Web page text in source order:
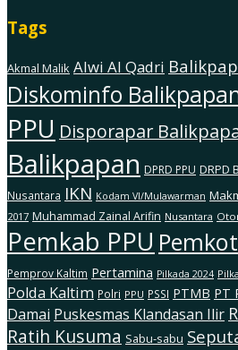
Tags
Akmal Malik Alwi Al Qadri
Diskominfo
PPU Disporapar
Balikpapan DPRD PPU DRPD
Nusantara IKN Kodam Vl/Mulawarman
2017 Muhammad Zainal Arifin Nusantara
Pemkab PPU
Pemprov Kaltim Pertamina Pilkada 2024
Polda Kaltim Polri PPU PSSI PTMB PT
Damai Puskesmas Klandasan Ilir
Ratih Kusuma Sabu-sabu